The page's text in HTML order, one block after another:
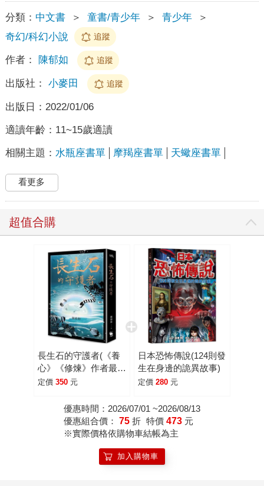
分類： 中文書 ＞ 童書/青少年 ＞ 青少年
＞
奇幻/科幻小說
追蹤
作者： 陳郁如 追蹤
出版社： 小麥田 追蹤
出版日： 2022/01/06
適讀年齡： 11~15歲適讀
相關主題： 水瓶座書單 摩羯座書單 天蠍座書單
看更多
超值合購
長生石的守護者(《養
心》《修煉》作者最新
作品)
定價 350 元
日本恐怖傳說(124則發
生在身邊的詭異故事)
定價 280 元
優惠時間：2026/07/01 ~2026/08/13
優惠組合價： 75 折 特價 473 元
※實際價格依購物車結帳為主
加入購物車